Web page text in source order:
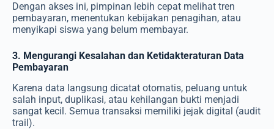
Dengan akses ini, pimpinan lebih cepat melihat tren
pembayaran, menentukan kebijakan penagihan, atau
menyikapi siswa yang belum membayar.
3. Mengurangi Kesalahan dan Ketidakteraturan Data
Pembayaran
Karena data langsung dicatat otomatis, peluang untuk
salah input, duplikasi, atau kehilangan bukti menjadi
sangat kecil. Semua transaksi memiliki jejak digital (audit
trail).